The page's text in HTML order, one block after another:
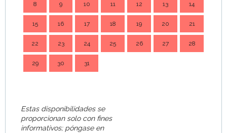
8 9 10 11 12 13 14
15 16 17 18 19 20 21
22 23 24 25 26 27 28
29 30 31
Estas disponibilidades se
proporcionan solo con fines
informativos; póngase en